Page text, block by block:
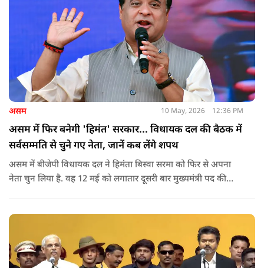
असम 10 May, 2026 12:36 PM
असम में फिर बनेगी 'हिमंत' सरकार... विधायक दल की बैठक में
सर्वसम्मति से चुने गए नेता, जानें कब लेंगे शपथ
असम में बीजेपी विधायक दल ने हिमंता बिस्वा सरमा को फिर से अपना
नेता चुन लिया है. वह 12 मई को लगातार दूसरी बार मुख्यमंत्री पद की